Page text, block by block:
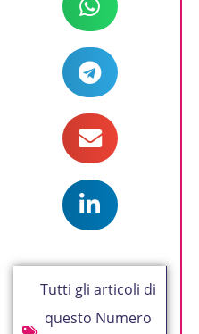
Tutti gli articoli di
questo Numero